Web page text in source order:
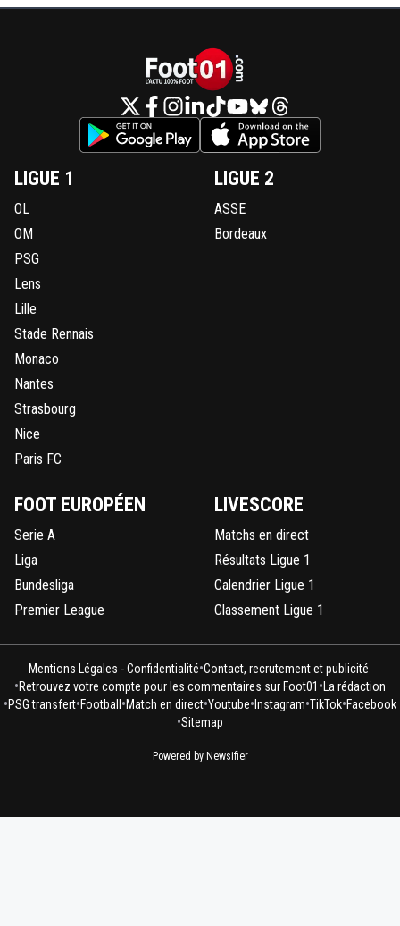
LIGUE 1
OL
OM
PSG
Lens
Lille
Stade Rennais
Monaco
Nantes
Strasbourg
Nice
Paris FC
LIGUE 2
ASSE
Bordeaux
FOOT EUROPÉEN
Serie A
Liga
Bundesliga
Premier League
LIVESCORE
Matchs en direct
Résultats Ligue 1
Calendrier Ligue 1
Classement Ligue 1
Mentions Légales - Confidentialité•Contact, recrutement et publicité
•Retrouvez votre compte pour les commentaires sur Foot01 • La rédaction
•PSG transfert•Football •Match en direct•Youtube• Instagram•TikTok•Facebook
•Sitemap
Powered by Newsifier